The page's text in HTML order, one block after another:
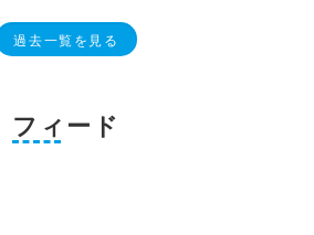
過去一覧を見る
フィード